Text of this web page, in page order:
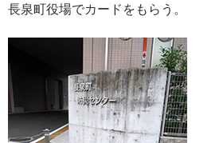
長泉町役場でカードをもらう。